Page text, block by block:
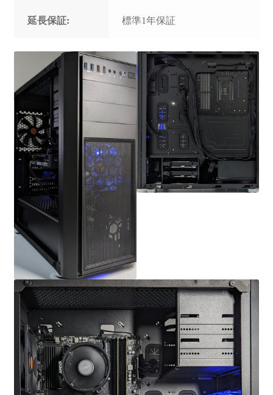
延長保証: 標準1年保証